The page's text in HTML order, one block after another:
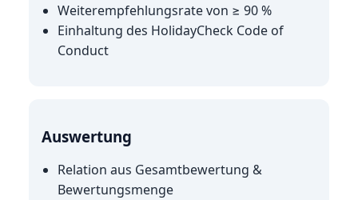
Weiterempfehlungsrate von ≥ 90 %
Einhaltung des HolidayCheck Code of
Conduct
Auswertung
Relation aus Gesamtbewertung &
Bewertungsmenge